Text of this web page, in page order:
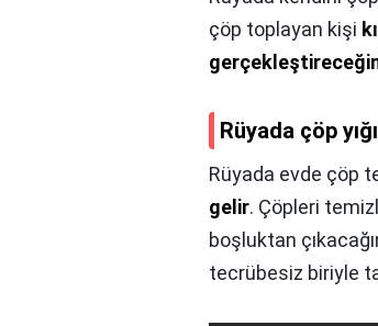
çöp toplayan kişi
Rüyada çöp
Rüyada evde çöp
gelir. Çöpleri
boşluktan
tecrübesiz biriyle